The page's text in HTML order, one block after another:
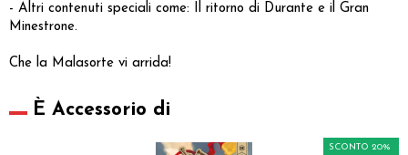
- Altri contenuti speciali come: Il ritorno di Durante e il Gran
Minestrone.
Che la Malasorte vi arrida!
È Accessorio di
SCONTO 20%